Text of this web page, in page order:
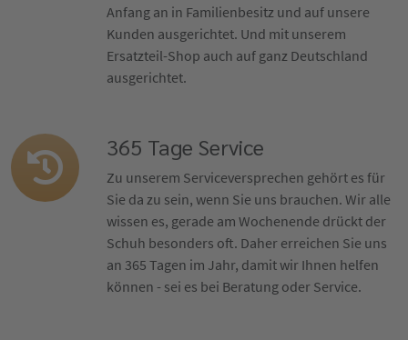
Anfang an in Familienbesitz und auf unsere
Kunden ausgerichtet. Und mit unserem
Ersatzteil-Shop auch auf ganz Deutschland
ausgerichtet.
365 Tage Service
Zu unserem Serviceversprechen gehört es für
Sie da zu sein, wenn Sie uns brauchen. Wir alle
wissen es, gerade am Wochenende drückt der
Schuh besonders oft. Daher erreichen Sie uns
an 365 Tagen im Jahr, damit wir Ihnen helfen
können - sei es bei Beratung oder Service.